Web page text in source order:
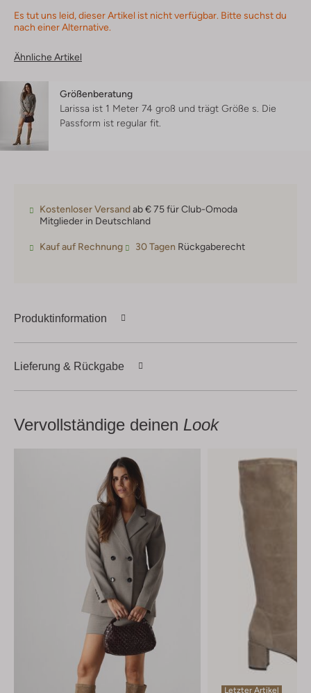
Es tut uns leid, dieser Artikel ist nicht verfügbar. Bitte suchst du
nach einer Alternative.
Ähnliche Artikel
Größenberatung
Larissa ist 1 Meter 74 groß und trägt Größe s. Die
Passform ist regular fit
Kostenloser Versandab € 75 für Club-Omoda
Mitglieder in Deutschland
Kauf auf Rechnung 30 Tagen Rückgaberecht
Produktinformation
Lieferung & Rückgabe
Vervollständige deinen Look
Letzter Artikel